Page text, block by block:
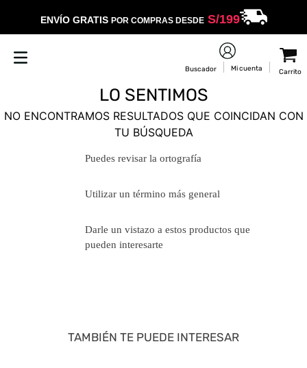
ENVÍO GRATIS POR COMPRAS DESDES/199
LO SENTIMOS
NO ENCONTRAMOS RESULTADOS QUE COINCIDAN CON
TU BÚSQUEDA
Puedes revisar la ortografía
Utilizar un término más general
Darle un vistazo a estos productos
que pueden interesarte